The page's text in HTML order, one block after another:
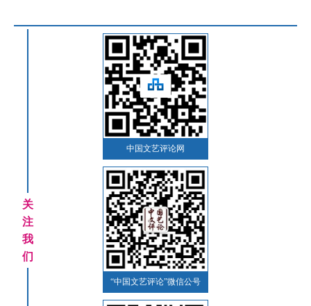
关
注
我
们
中国文艺评论网
“中国文艺评论”微信公号